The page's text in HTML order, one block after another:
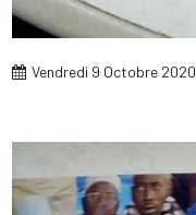
Vendredi 9 Octobre 2020